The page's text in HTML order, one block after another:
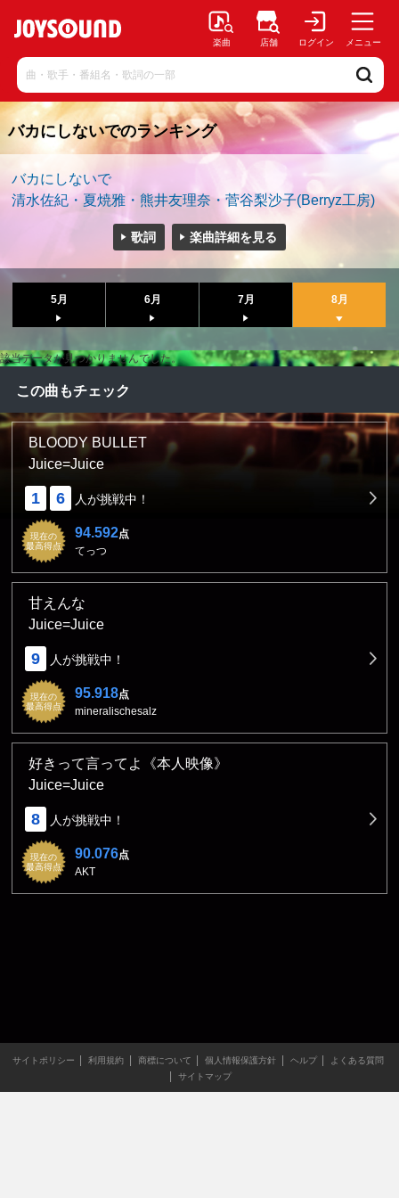
楽曲 店舗 ログイン メニュー
バカにしないでのランキング
バカにしないで
清水佐紀・夏焼雅・熊井友理奈・菅谷梨沙子(Berryz工房)
歌詞 楽曲詳細を見る
5月 6月 7月 8月
該当データが見つかりませんでした。
この曲もチェック
BLOODY BULLET
Juice=Juice
1 6 人が挑戦中！
現在の
最高得点
94.592点
てっつ
甘えんな
Juice=Juice
9 人が挑戦中！
現在の
最高得点
95.918点
mineralischesalz
好きって言ってよ《本人映像》
Juice=Juice
8 人が挑戦中！
現在の
最高得点
90.076点
AKT
サイトポリシー 利用規約 商標について 個人情報保護方針 ヘルプ
よくある質問
サイトマップ